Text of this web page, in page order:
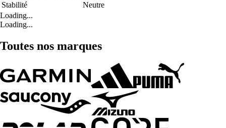
Stabilité
Neutre
Loading...
Loading...
Toutes nos marques